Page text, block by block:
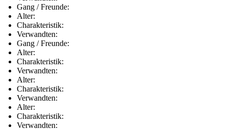
Gang / Freunde:
Alter:
Charakteristik:
Verwandten:
Gang / Freunde:
Alter:
Charakteristik:
Verwandten:
Alter:
Charakteristik:
Verwandten:
Alter:
Charakteristik:
Verwandten: